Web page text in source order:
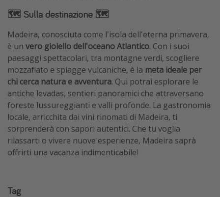
🗺️ Sulla destinazione 🗺️
Madeira, conosciuta come l'isola dell'eterna primavera,
è un vero gioiello dell'oceano Atlantico. Con i suoi
paesaggi spettacolari, tra montagne verdi, scogliere
mozzafiato e spiagge vulcaniche, è la meta ideale per
chi cerca natura e avventura. Qui potrai esplorare le
antiche levadas, sentieri panoramici che attraversano
foreste lussureggianti e valli profonde. La gastronomia
locale, arricchita dai vini rinomati di Madeira, ti
sorprenderà con sapori autentici. Che tu voglia
rilassarti o vivere nuove esperienze, Madeira saprà
offrirti una vacanza indimenticabile!
Tag